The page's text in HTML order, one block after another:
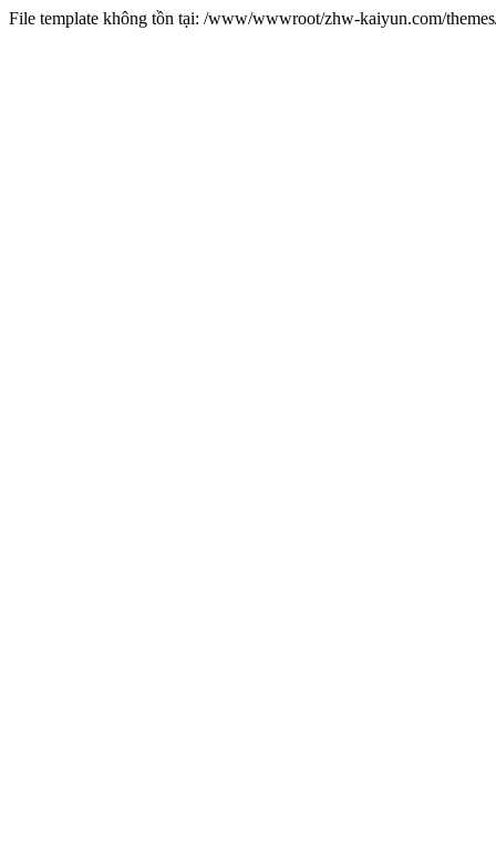
File template không tồn tại: /www/wwwroot/zhw-kaiyun.com/